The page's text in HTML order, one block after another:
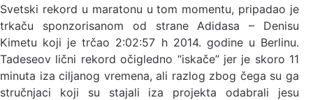
Svetski rekord u maratonu u tom momentu, pripadao je
trkaču sponzorisanom od strane Adidasa – Denisu
Kimetu koji je trčao 2:02:57 h 2014. godine u Berlinu.
Tadeseov lični rekord očigledno “iskače” jer je skoro 11
minuta iza ciljanog vremena, ali razlog zbog čega su ga
stručnjaci koji su stajali iza projekta odabrali jesu